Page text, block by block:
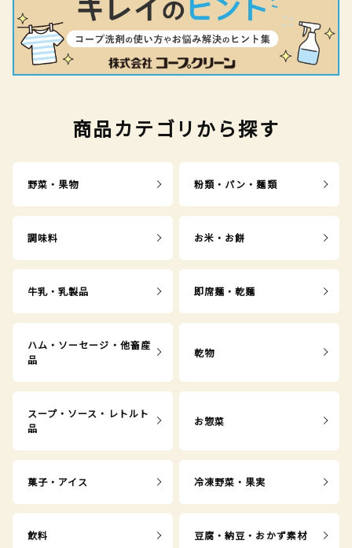
商品カテゴリから探す
野菜・果物 粉類・パン・麺類
調味料 お米・お餅
牛乳・乳製品 即席麺・乾麺
ハム・ソーセージ・他畜産
品
乾物
スープ・ソース・レトルト
品
お惣菜
菓子・アイス 冷凍野菜・果実
飲料 豆腐・納豆・おかず素材